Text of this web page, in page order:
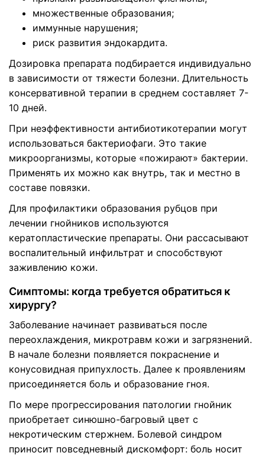
множественные образования;
иммунные нарушения;
риск развития эндокардита.
Дозировка препарата подбирается индивидуально
в зависимости от тяжести болезни. Длительность
консервативной терапии в среднем составляет 7-
10 дней.
При неэффективности антибиотикотерапии могут
использоваться бактериофаги. Это такие
микроорганизмы, которые «пожирают» бактерии.
Применять их можно как внутрь, так и местно в
составе повязки.
Для профилактики образования рубцов при
лечении гнойников используются
кератопластические препараты. Они рассасывают
воспалительный инфильтрат и способствуют
заживлению кожи.
Симптомы: когда требуется обратиться к
хирургу?
Заболевание начинает развиваться после
переохлаждения, микротравм кожи и загрязнений.
В начале болезни появляется покраснение и
конусовидная припухлость. Далее к проявлениям
присоединяется боль и образование гноя.
По мере прогрессирования патологии гнойник
приобретает синюшно-багровый цвет с
некротическим стержнем. Болевой синдром
приносит повседневный дискомфорт: боль носит